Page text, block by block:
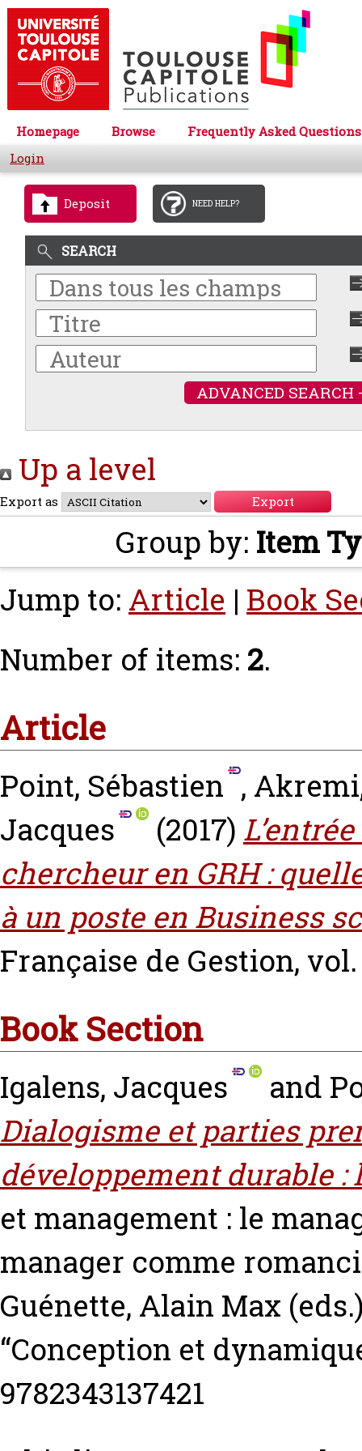
Homepage Browse
Frequently Asked Questions
Login
Deposit NEED HELP?
SEARCH
ADVANCED SEARCH
Up a level
Export as
Group by: Item
Jump to: Article | Book
Number of items: 2.
Article
Point, Sébastien ,
Jacques
(2017)
chercheur en GRH :
à un poste en Business
Française de Gestion, vol.
Book Section
Igalens, Jacques and
Dialogisme et parties
développement durable :
et management : le
manager comme
Guénette, Alain Max
“Conception et
9782343137421